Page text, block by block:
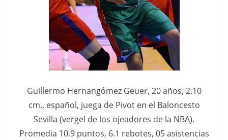
Guillermo Hernangómez Geuer, 20 años, 2.10
cm., español, juega de Pivot en el Baloncesto
Sevilla (vergel de los ojeadores de la NBA).
Promedia 10.9 puntos, 6.1 rebotes, 05 asistencias